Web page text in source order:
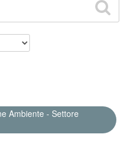
Ambiente - Settore